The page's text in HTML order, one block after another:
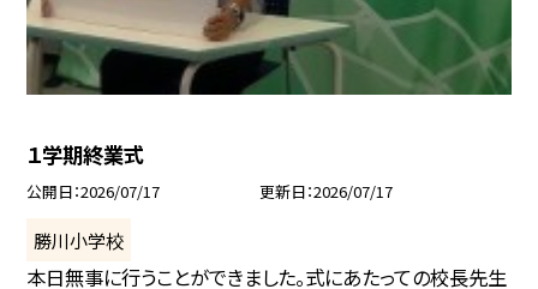
１学期終業式
公開日 2026/07/17 更新日 2026/07/17
勝川小学校
本日無事に行うことができました。式にあたっての校長先生